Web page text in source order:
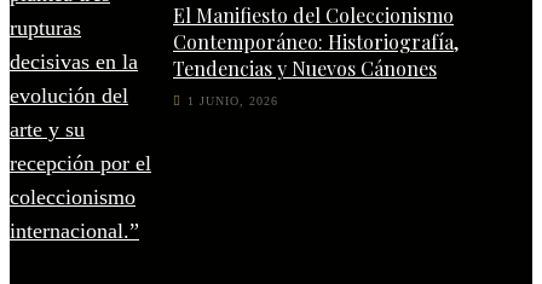
El Manifiesto del Coleccionismo
Contemporáneo: Historiografía,
Tendencias y Nuevos Cánones
1 JUNIO, 2026